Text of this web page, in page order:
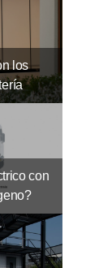
los
con